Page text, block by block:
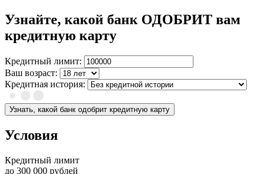
Узнайте, какой банк ОДОБРИТ вам
кредитную карту
Кредитный лимит:
Ваш возраст:
Кредитная история:
Узнать, какой банк одобрит кредитную карту
Условия
Кредитный лимит
до 300 000 рублей